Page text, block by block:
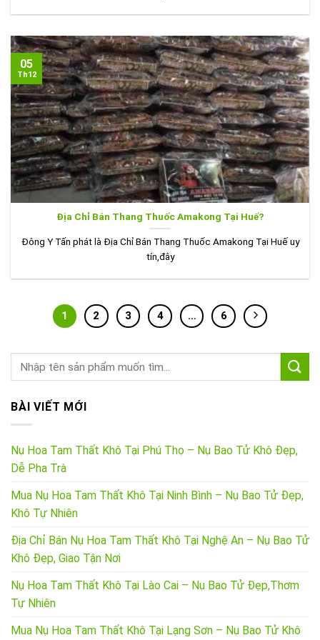
Địa Chỉ Bán Thang Thuốc Amakong Tại Huế?
Đông Y Tấn phát là Địa Chỉ Bán Thang Thuốc Amakong Tại Huế uy
tín,đây
05
Th12
1 2 3 4 … 6
BÀI VIẾT MỚI
Nụ Hoa Tam Thất Khô Tại Phú Thọ – Nụ Bao Tử Khô Đẹp,
Dễ Pha Trà
Mua Nụ Hoa Tam Thất Khô Tại Ninh Bình – Nụ Bao Tử Đẹp,
Khô Tự Nhiên
Địa Chỉ Bán Nụ Hoa Tam Thất Khô Tại Nghệ An – Nụ Bao Tử
Khô Đẹp, Giao Tận Nơi
Nụ Hoa Tam Thất Khô Tại Lào Cai – Nụ Bao Tử Đẹp,Thơm
Tự Nhiên
Mua Nụ Hoa Tam Thất Khô Tại Lạng Sơn – Nụ Bao Tử Khô